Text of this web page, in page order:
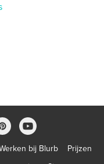
bij Blurb
Prijzen